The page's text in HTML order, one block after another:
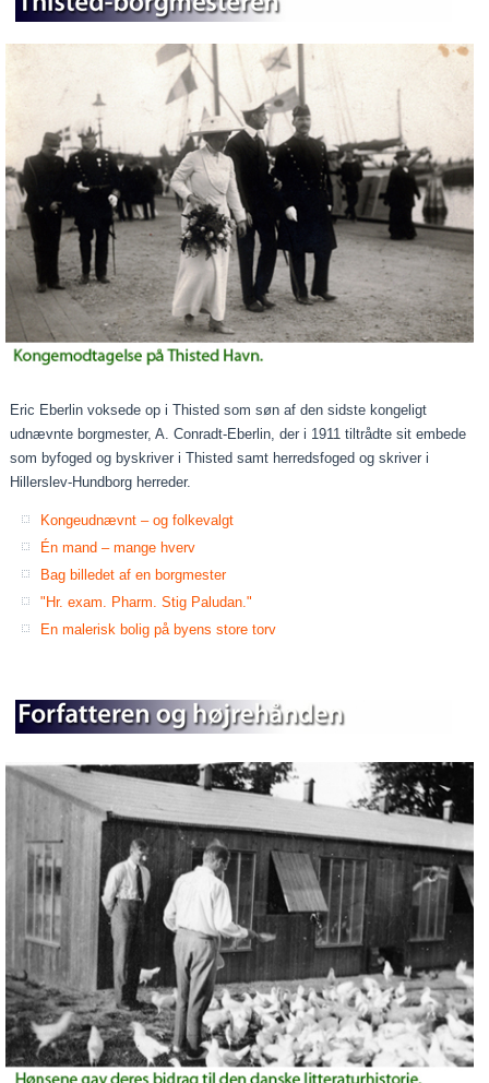
Eric Eberlin voksede op i Thisted som søn af den sidste kongeligt
udnævnte borgmester, A. Conradt-Eberlin, der i 1911 tiltrådte sit embede
som byfoged og byskriver i Thisted samt herredsfoged og skriver i
Hillerslev-Hundborg herreder.
Kongeudnævnt – og folkevalgt
Én mand – mange hverv
Bag billedet af en borgmester
"Hr. exam. Pharm. Stig Paludan."
En malerisk bolig på byens store torv